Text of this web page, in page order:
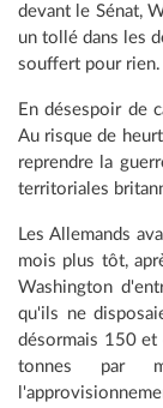
devant le Sénat,
un tollé dans les
souffert pour rien.
En désespoir de
Au risque de
reprendre la
territoriales
Les Allemands
mois plus tôt,
Washington
qu'ils ne
désormais 150
tonnes par